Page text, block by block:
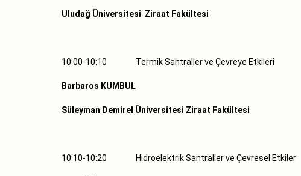
Uludağ Üniversitesi Ziraat Fakültesi
10:00-10:10 Termik Santraller ve Çevreye Etkileri
Barbaros KUMBUL
Süleyman Demirel Üniversitesi Ziraat Fakültesi
10:10-10:20 Hidroelektrik Santraller ve Çevresel Etkiler